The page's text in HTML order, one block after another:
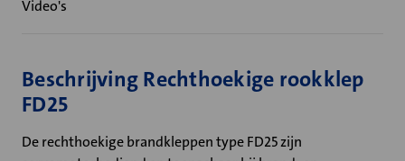
Video's
Beschrijving Rechthoekige rookklep
FD25
De rechthoekige brandkleppen type FD25 zijn